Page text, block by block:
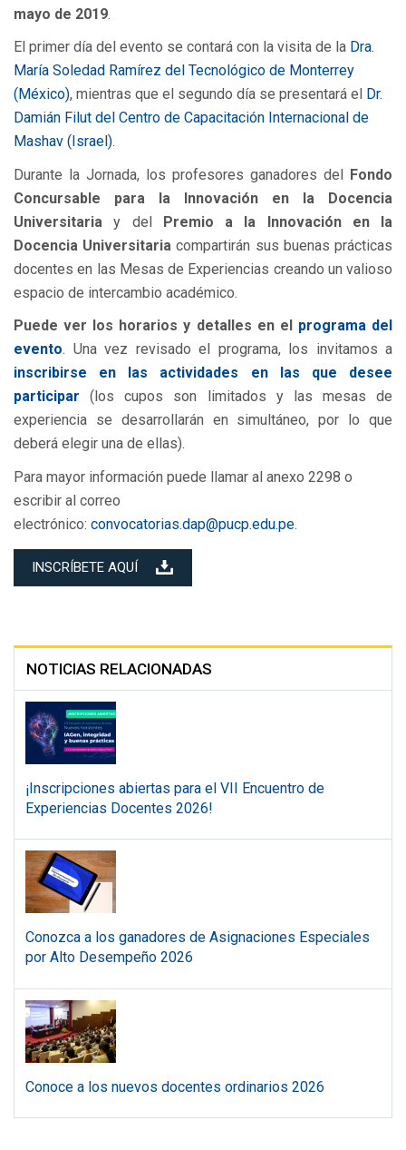
mayo de 2019.
El primer día del evento se contará con la visita de la Dra.
María Soledad Ramírez del Tecnológico de Monterrey
(México), mientras que el segundo día se presentará el Dr.
Damián Filut del Centro de Capacitación Internacional de
Mashav (Israel).
Durante la Jornada, los profesores ganadores del Fondo
Concursable para la Innovación en la Docencia
Universitaria y del Premio a la Innovación en la
Docencia Universitaria compartirán sus buenas prácticas
docentes en las Mesas de Experiencias creando un valioso
espacio de intercambio académico.
Puede ver los horarios y detalles en el programa del
evento. Una vez revisado el programa, los invitamos a
inscribirse en las actividades en las que desee
participar (los cupos son limitados y las mesas de
experiencia se desarrollarán en simultáneo, por lo que
deberá elegir una de ellas).
Para mayor información puede llamar al anexo 2298 o
escribir al correo
electrónico: convocatorias.dap@pucp.edu.pe.
INSCRÍBETE AQUÍ
NOTICIAS RELACIONADAS
¡Inscripciones abiertas para el VII Encuentro de
Experiencias Docentes 2026!
Conozca a los ganadores de Asignaciones Especiales
por Alto Desempeño 2026
Conoce a los nuevos docentes ordinarios 2026